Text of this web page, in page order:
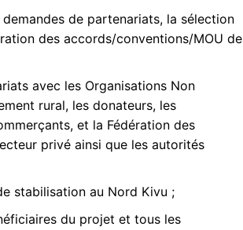
de partenariats, la sélection
des accords/conventions/MOU de
avec les Organisations Non
rural, les donateurs, les
et la Fédération des
privé ainsi que les autorités
stabilisation au Nord Kivu ;
du projet et tous les